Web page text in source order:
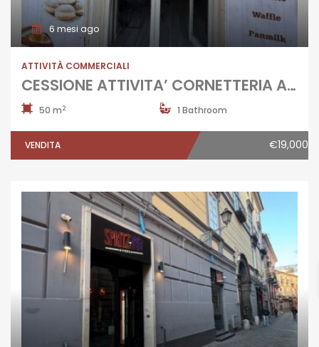
6 mesi ago
ATTIVITÀ COMMERCIALI
CESSIONE ATTIVITA’ CORNETTERIA Aversa-Centro
50 m2 1 Bathroom
VENDITA €19,000